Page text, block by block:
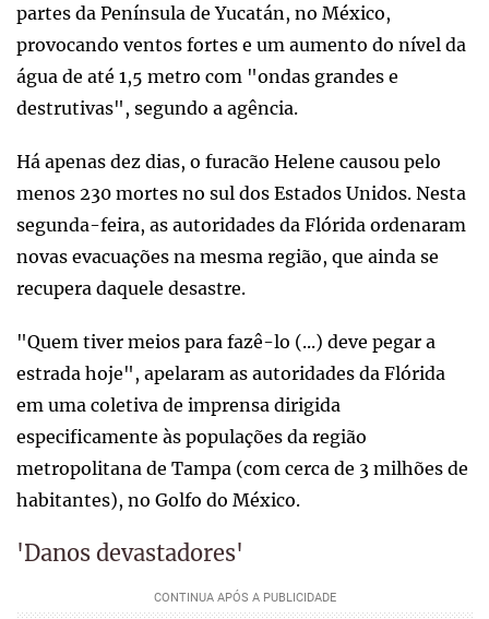
partes da Península de Yucatán, no México,
provocando ventos fortes e um aumento do nível da
água de até 1,5 metro com "ondas grandes e
destrutivas", segundo a agência.
Há apenas dez dias, o furacão Helene causou pelo
menos 230 mortes no sul dos Estados Unidos. Nesta
segunda-feira, as autoridades da Flórida ordenaram
novas evacuações na mesma região, que ainda se
recupera daquele desastre.
"Quem tiver meios para fazê-lo (...) deve pegar a
estrada hoje", apelaram as autoridades da Flórida
em uma coletiva de imprensa dirigida
especificamente às populações da região
metropolitana de Tampa (com cerca de 3 milhões de
habitantes), no Golfo do México.
'Danos devastadores'